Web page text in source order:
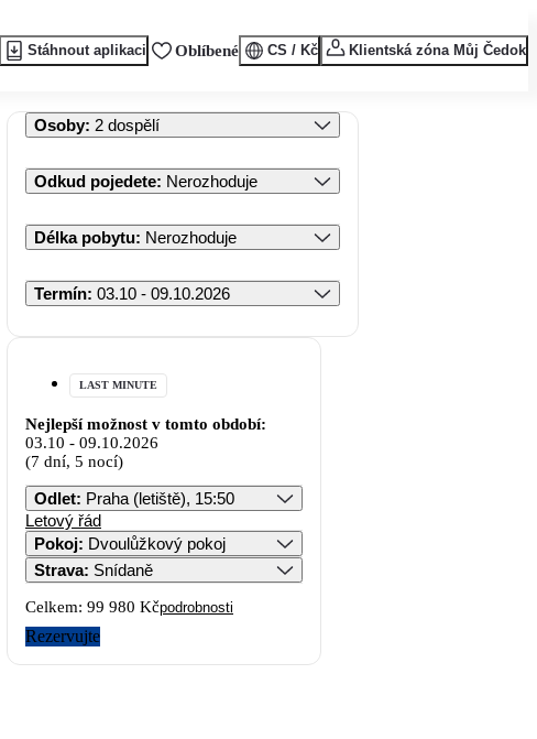
Stáhnout aplikaci Oblíbené CS / Kč Klientská zóna Můj Čedok
Osoby: 2 dospělí
Odkud pojedete: Nerozhoduje
Délka pobytu: Nerozhoduje
Termín: 03.10 - 09.10.2026
LAST MINUTE
Nejlepší možnost v tomto období:
03.10 - 09.10.2026
(7 dní, 5 nocí)
Odlet: Praha (letiště), 15:50
Letový řád
Pokoj: Dvoulůžkový pokoj
Strava: Snídaně
Celkem: 99 980 Kčpodrobnosti
Rezervujte